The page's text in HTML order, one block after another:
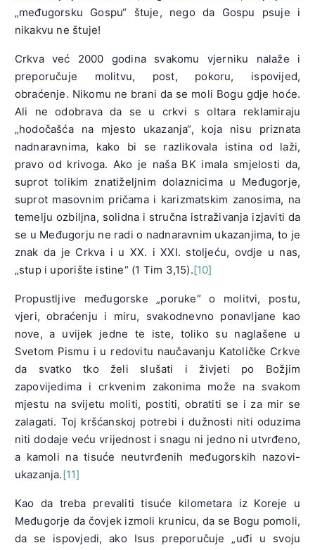
„međugorsku Gospu“ štuje, nego da Gospu psuje i
nikakvu ne štuje!
Crkva već 2000 godina svakomu vjerniku nalaže i
preporučuje molitvu, post, pokoru, ispovijed,
obraćenje. Nikomu ne brani da se moli Bogu gdje hoće.
Ali ne odobrava da se u crkvi s oltara reklamiraju
„hodočašća na mjesto ukazanja“, koja nisu priznata
nadnaravnima, kako bi se razlikovala istina od laži,
pravo od krivoga. Ako je naša BK imala smjelosti da,
suprot tolikim znatiželjnim dolaznicima u Međugorje,
suprot masovnim pričama i karizmatskim zanosima, na
temelju ozbiljna, solidna i stručna istraživanja izjaviti da
se u Međugorju ne radi o nadnaravnim ukazanjima, to je
znak da je Crkva i u XX. i XXI. stoljeću, ovdje u nas,
„stup i uporište istine“ (1 Tim 3,15).[10]
Propustljive međugorske „poruke“ o molitvi, postu,
vjeri, obraćenju i miru, svakodnevno ponavljane kao
nove, a uvijek jedne te iste, toliko su naglašene u
Svetom Pismu i u redovitu naučavanju Katoličke Crkve
da svatko tko želi slušati i živjeti po Božjim
zapovijedima i crkvenim zakonima može na svakom
mjestu na svijetu moliti, postiti, obratiti se i za mir se
zalagati. Toj kršćanskoj potrebi i dužnosti niti oduzima
niti dodaje veću vrijednost i snagu ni jedno ni utvrđeno,
a kamoli na tisuće neutvrđenih međugorskih nazovi-
ukazanja.[11]
Kao da treba prevaliti tisuće kilometara iz Koreje u
Međugorje da čovjek izmoli krunicu, da se Bogu pomoli,
da se ispovjedi, ako Isus preporučuje „uđi u svoju